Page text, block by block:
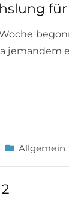
jemandem
Allgemein